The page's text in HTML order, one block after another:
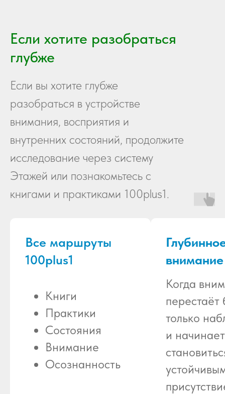
Если хотите разобраться
глубже
Если вы хотите глубже
разобраться в устройстве
внимания, восприятия и
внутренних состояний, продолжите
исследование через систему
Этажей или познакомьтесь с
книгами и практиками 100plus1.
Все маршруты
100plus1
Книги
Практики
Состояния
Внимание
Осознанность
внимание
Когда
перестаёт
только
и начинает